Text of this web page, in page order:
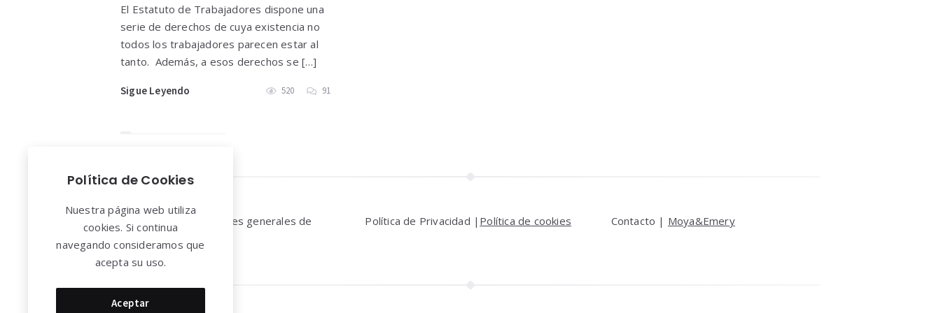
El Estatuto de Trabajadores dispone una
serie de derechos de cuya existencia no
todos los trabajadores parecen estar al
tanto. Además, a esos derechos se […]
Sigue Leyendo 520 91
Widgets
Aviso legal y Condiciones generales de
uso
Política de Privacidad | Política de cookies Contacto | Moya&Emery
Política de Cookies
Nuestra página web utiliza
cookies. Si continua
navegando consideramos que
acepta su uso.
Aceptar